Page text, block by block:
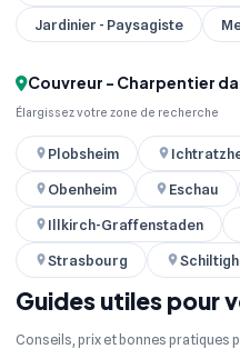
Jardinier - Paysagiste
Couvreur - Charpentier
Élargissez votre zone de recherche
Plobsheim
Obenheim
Eschau
Illkirch-Graffenstaden
Strasbourg
Guides utiles pour
Conseils, prix et bonnes pratiques